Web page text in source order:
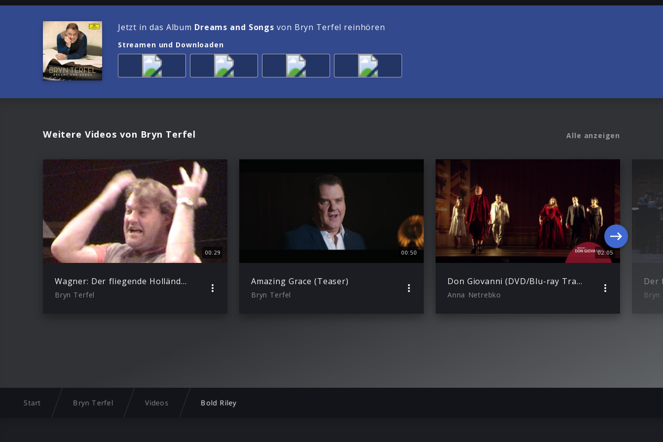
Jetzt in das Album Dreams and Songs von Bryn Terfel reinhören
Streamen und Downloaden
Weitere Videos von Bryn Terfel Alle anzeigen
00:29
Wagner: Der fliegende Holländer, WWV 63 / Act I: “Die Frist ist um” – “Ew’ge Vernichtung, nimm uns auf” (Feat. Bryn Terfel)
Bryn Terfel
00:50
Amazing Grace (Teaser)
Bryn Terfel
02:05
Don Giovanni (DVD/Blu-ray Trailer)
Anna Netrebko
Der
Bryn
Start Bryn Terfel Videos Bold Riley